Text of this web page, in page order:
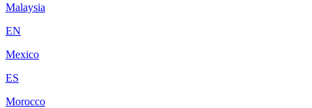
Malaysia
EN
Mexico
ES
Morocco